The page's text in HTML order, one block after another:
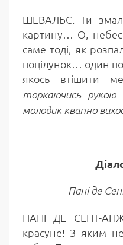
ШЕВАЛЬЄ. Ти
картину… О,
саме тоді, як
поцілунок… один
якось втішити
торкаючись
молодик квапно
Пані де
ПАНІ ДЕ СЕНТ-
красуне! З яким